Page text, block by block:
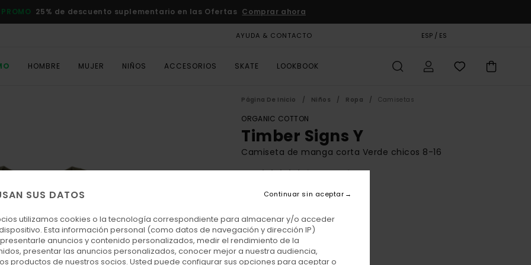
PROMO 25% de descuento suplementario en las Ofertas Comprar ahora
AYUDA & CONTACTO ESP / ES
HOMBRE MUJER NIÑOS ACCESORIOS SKATE LOOKBOOK
Página De Inicio Niños Ropa Camisetas
ORGANIC COTTON
Timber Signs Y
Camiseta de manga corta Verde chicos 8-16
5.0
ECO-BONUS
DOBLE PROMO -25% EXTRA
ColorKalamata
SUS DATOS
utilizamos cookies o la tecnología correspondiente para almacenar y/o acceder
Esta información personal (como datos de navegación y dirección IP)
anuncios y contenido personalizados, medir el rendimiento de la
presentar las anuncios personalizados, conocer mejor a nuestra audiencia,
productos de nuestros socios. Usted puede configurar sus opciones para aceptar o
Continuar sin aceptar